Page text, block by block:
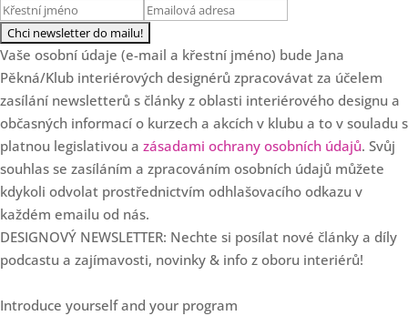
Loading...
Když se s klientem
neshodnete: Přistoupit na
kompromis, nebo říct ne?
Jak (chytře) využívat AI v
interiérovém designu (a proč ji
20:17
Podnikání podle vlastních
pravidel - jako máma i tvůrce
obsahu na sítích s Ivanou
Volkovou
Loading...
Report z konference
Vaše osobní údaje (e-mail a křestní jméno) bude Jana
Pěkná/Klub interiérových designérů zpracovávat za účelem
zasílání newsletterů s články z oblasti interiérového designu a
občasných informací o kurzech a akcích v klubu a to v souladu s
platnou legislativou a zásadami ochrany osobních údajů. Svůj
souhlas se zasíláním a zpracováním osobních údajů můžete
kdykoli odvolat prostřednictvím odhlašovacího odkazu v
každém emailu od nás.
DESIGNOVÝ NEWSLETTER: Nechte si posílat nové články a díly
podcastu a zajímavosti, novinky & info z oboru interiérů!
Introduce yourself and your program